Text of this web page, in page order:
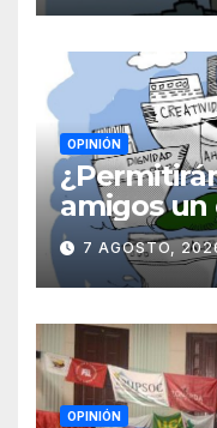
OPINIÓN
amigos un
Cuba? Por
Blanch
7 AGOSTO,
OPINIÓN